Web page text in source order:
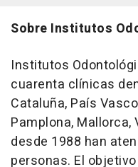
Sobre Institutos
Institutos
cuarenta clínicas
Cataluña, País
Pamplona, Mallorca,
desde 1988 han
personas. El